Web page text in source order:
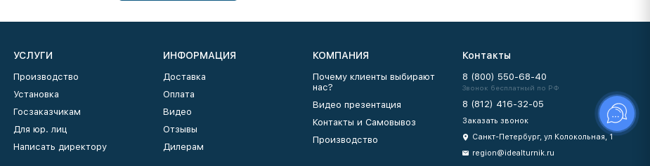
УСЛУГИ
Производство
Установка
Госзаказчикам
Для юр. лиц
Написать директору
ИНФОРМАЦИЯ
Доставка
Оплата
Видео
Отзывы
Дилерам
КОМПАНИЯ
Почему клиенты выбирают
нас?
Видео презентация
Контакты и Самовывоз
Производство
Контакты
8 (800) 550-68-40
Звонок бесплатный по РФ
8 (812) 416-32-05
Заказать звонок
Санкт-Петербург, ул Колокольная, 1
region@idealturnik.ru